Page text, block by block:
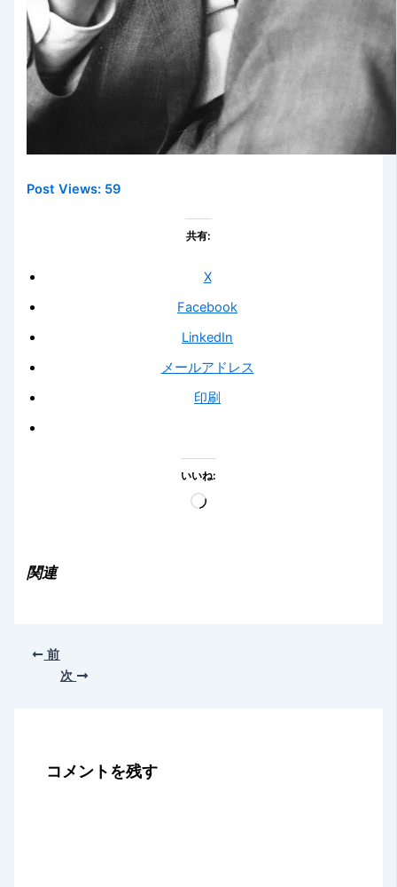
Post Views: 59
共有:
X
Facebook
LinkedIn
メールアドレス
印刷
いいね:
読
関連
前
次
コメントを残す